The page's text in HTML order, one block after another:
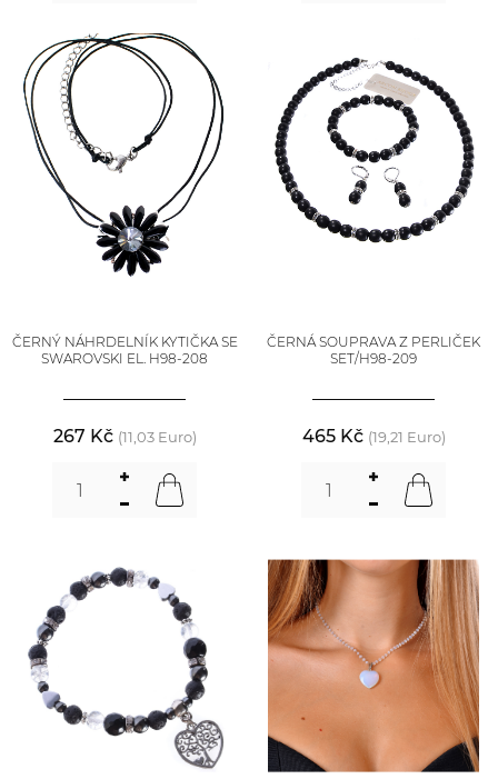
ČERNÝ NÁHRDELNÍK KYTIČKA SE
SWAROVSKI EL. H98-208
267 Kč (11,03 Euro)
ČERNÁ SOUPRAVA Z PERLIČEK
SET/H98-209
465 Kč (19,21 Euro)